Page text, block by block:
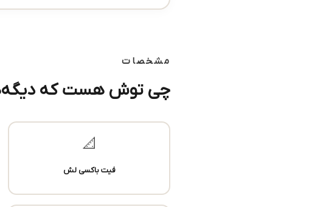
مشخصات
چی توش هست که
📐
فیت باکسی لش